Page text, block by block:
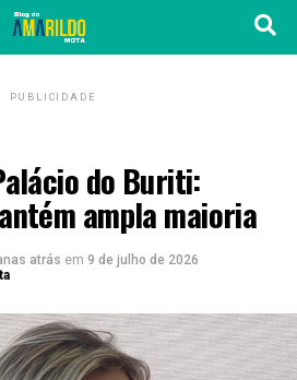
PUBLICIDADE
do Buriti:
ampla maioria
atrás em 9 de julho de 2026